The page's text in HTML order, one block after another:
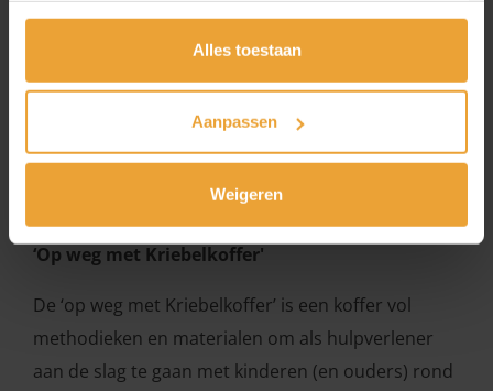
Alles toestaan
Aanpassen
Weigeren
Welke interessante tools bestaan er
omtrent dit thema?
‘Schoolfiche'
is speciaal ontwikkeld voor
onderwijzend personeel van KOPP/KOAP kinderen
en jongeren op scholen.
‘Op weg met Kriebelkoffer'
De ‘op weg met Kriebelkoffer’ is een koffer vol
methodieken en materialen om als hulpverlener
aan de slag te gaan met kinderen (en ouders) rond